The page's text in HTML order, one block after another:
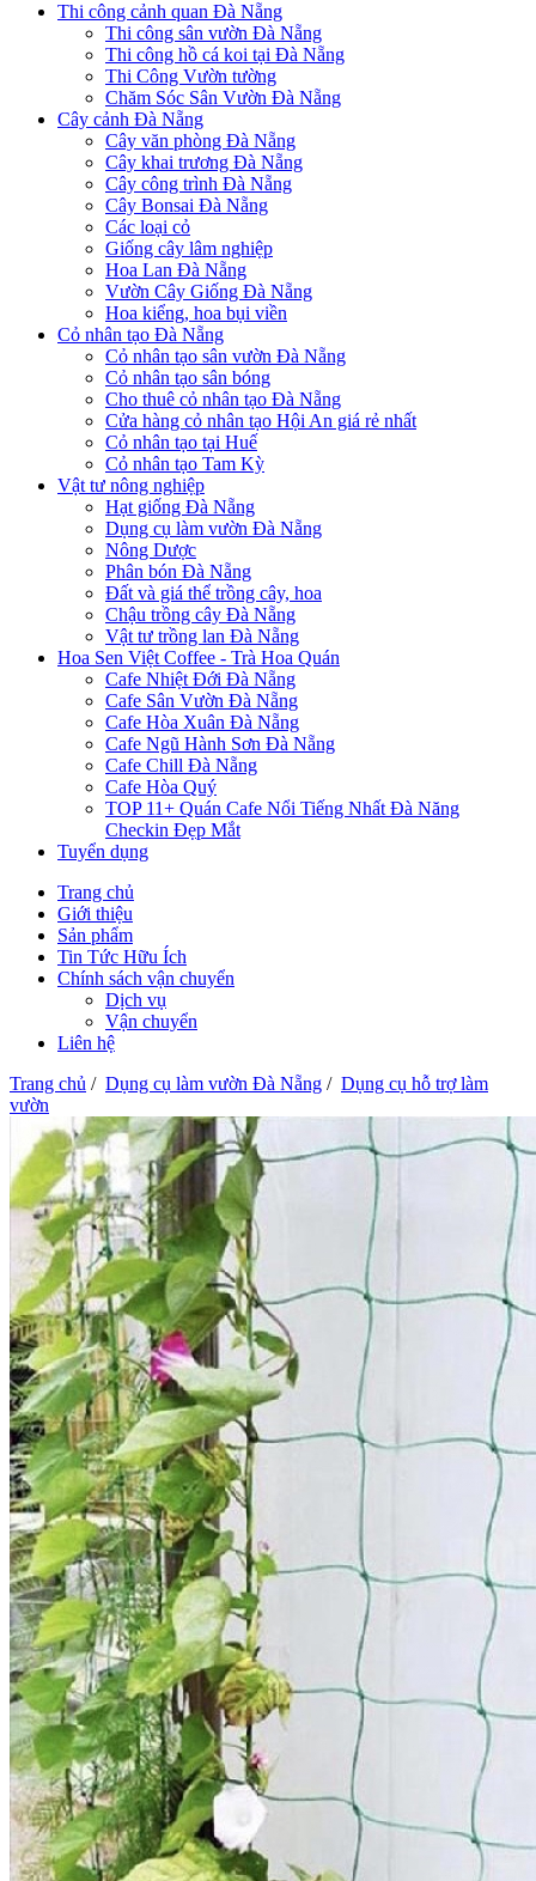
Thi công cảnh quan Đà Nẵng
Thi công sân vườn Đà Nẵng
Thi công hồ cá koi tại Đà Nẵng
Thi Công Vườn tường
Chăm Sóc Sân Vườn Đà Nẵng
Cây cảnh Đà Nẵng
Cây văn phòng Đà Nẵng
Cây khai trương Đà Nẵng
Cây công trình Đà Nẵng
Cây Bonsai Đà Nẵng
Các loại cỏ
Giống cây lâm nghiệp
Hoa Lan Đà Nẵng
Vườn Cây Giống Đà Nẵng
Hoa kiểng, hoa bụi viền
Cỏ nhân tạo Đà Nẵng
Cỏ nhân tạo sân vườn Đà Nẵng
Cỏ nhân tạo sân bóng
Cho thuê cỏ nhân tạo Đà Nẵng
Cửa hàng cỏ nhân tạo Hội An giá rẻ nhất
Cỏ nhân tạo tại Huế
Cỏ nhân tạo Tam Kỳ
Vật tư nông nghiệp
Hạt giống Đà Nẵng
Dụng cụ làm vườn Đà Nẵng
Nông Dược
Phân bón Đà Nẵng
Đất và giá thể trồng cây, hoa
Chậu trồng cây Đà Nẵng
Vật tư trồng lan Đà Nẵng
Hoa Sen Việt Coffee - Trà Hoa Quán
Cafe Nhiệt Đới Đà Nẵng
Cafe Sân Vườn Đà Nẵng
Cafe Hòa Xuân Đà Nẵng
Cafe Ngũ Hành Sơn Đà Nẵng
Cafe Chill Đà Nẵng
Cafe Hòa Quý
TOP 11+ Quán Cafe Nổi Tiếng Nhất Đà Năng
Checkin Đẹp Mắt
Tuyển dụng
Trang chủ
Giới thiệu
Sản phẩm
Tin Tức Hữu Ích
Chính sách vận chuyển
Dịch vụ
Vận chuyển
Liên hệ
Trang chủ / Dụng cụ làm vườn Đà Nẵng / Dụng cụ hỗ trợ làm
vườn